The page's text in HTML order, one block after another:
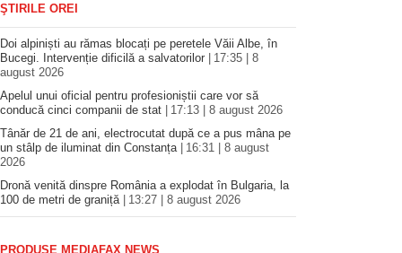
ŞTIRILE OREI
Doi alpiniști au rămas blocați pe peretele Văii Albe, în
Bucegi. Intervenție dificilă a salvatorilor
17:35 | 8
august 2026
Apelul unui oficial pentru profesioniștii care vor să
conducă cinci companii de stat
17:13 | 8 august 2026
Tânăr de 21 de ani, electrocutat după ce a pus mâna pe
un stâlp de iluminat din Constanța
16:31 | 8 august
2026
Dronă venită dinspre România a explodat în Bulgaria, la
100 de metri de graniță
13:27 | 8 august 2026